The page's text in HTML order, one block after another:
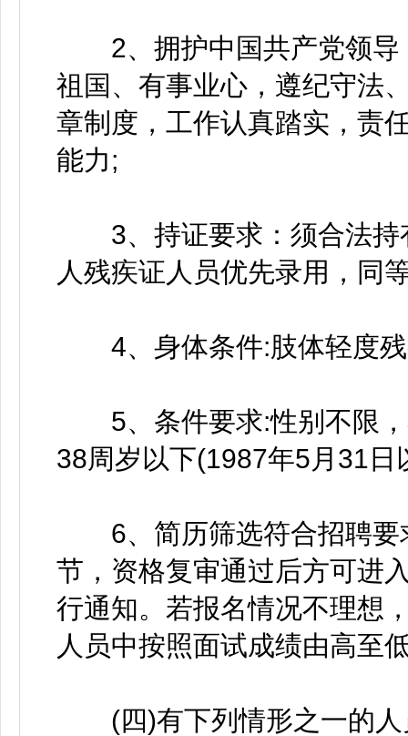
2、拥护中国共产党领导
祖国、有事业心，遵纪守法
章制度，工作认真踏实，责
能力;
3、持证要求：须合法持
人残疾证人员优先录用，同
4、身体条件:肢体轻度
5、条件要求:性别不限，
38周岁以下(1987年5月31日
6、简历筛选符合招聘要
节，资格复审通过后方可进
行通知。若报名情况不理想
人员中按照面试成绩由高至
(四)有下列情形之一的人